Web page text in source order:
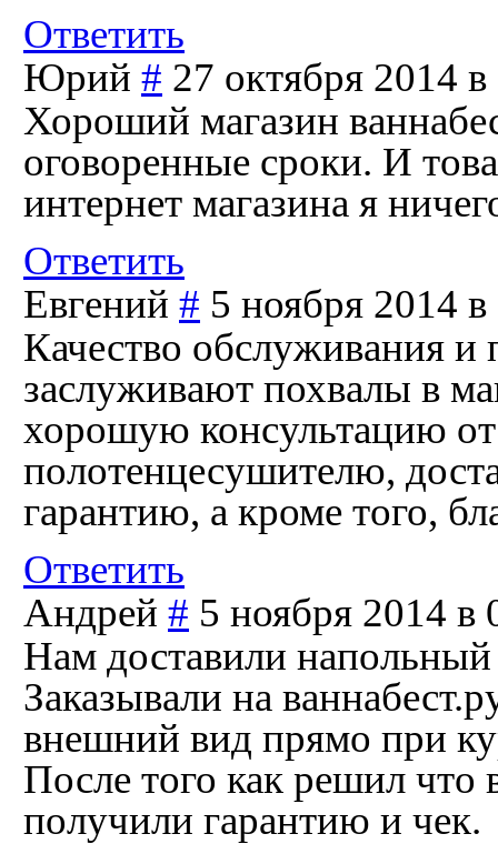
Ответить
Юрий # 27 октября 2014
Хороший магазин
оговоренные сроки. И
интернет магазина я
Ответить
Евгений # 5 ноября 2014
Качество обслуживания и
заслуживают похвалы в
хорошую консультацию
полотенцесушителю,
гарантию, а кроме того,
Ответить
Андрей # 5 ноября 2014 в
Нам доставили напольный
Заказывали на
внешний вид прямо при
После того как решил
получили гарантию и чек.